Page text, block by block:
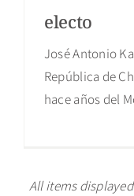
electo
José Antonio
República de
hace años del
All items